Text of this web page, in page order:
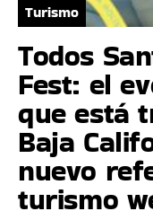
Turismo
Todos
Fest: el
que está
Baja
nuevo
turismo